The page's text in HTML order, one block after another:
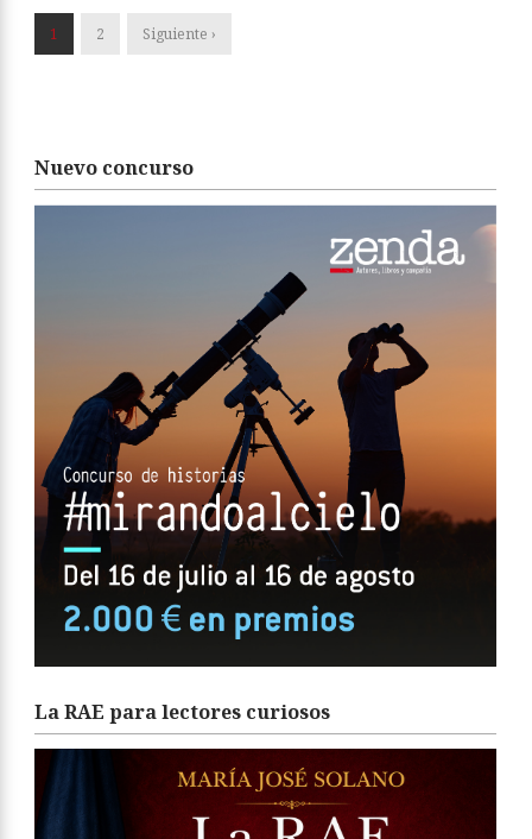
1 2 Siguiente ›
Nuevo concurso
La RAE para lectores curiosos